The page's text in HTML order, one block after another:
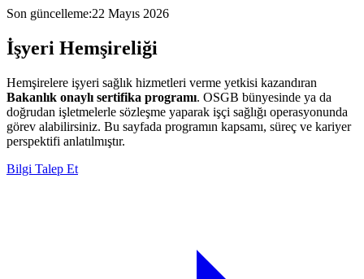
Son güncelleme:22 Mayıs 2026
İşyeri Hemşireliği
Hemşirelere işyeri sağlık hizmetleri verme yetkisi kazandıran
Bakanlık onaylı sertifika programı. OSGB bünyesinde ya da
doğrudan işletmelerle sözleşme yaparak işçi sağlığı operasyonunda
görev alabilirsiniz. Bu sayfada programın kapsamı, süreç ve kariyer
perspektifi anlatılmıştır.
Bilgi Talep Et